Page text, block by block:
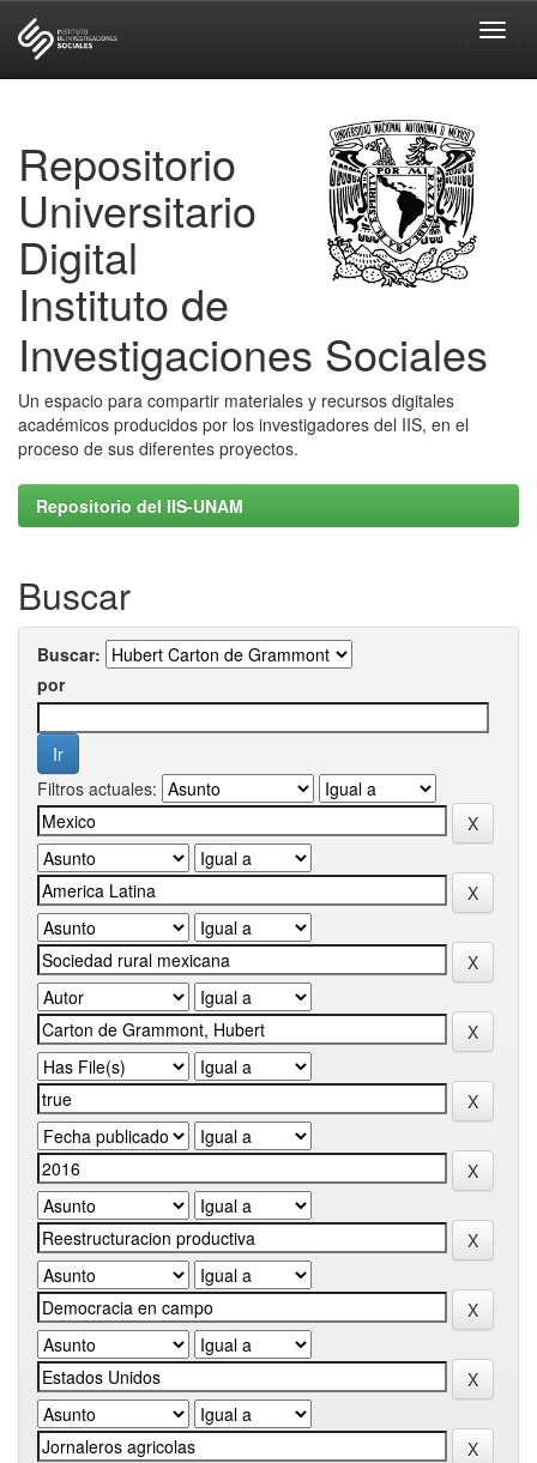
Repositorio
Universitario
Digital
Instituto de
Investigaciones Sociales
Un espacio para compartir materiales y recursos digitales
académicos producidos por los investigadores del IIS, en el
proceso de sus diferentes proyectos.
Repositorio del IIS-UNAM
Buscar
Buscar:
por
Filtros actuales: